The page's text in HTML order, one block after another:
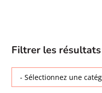
Filtrer les résultats